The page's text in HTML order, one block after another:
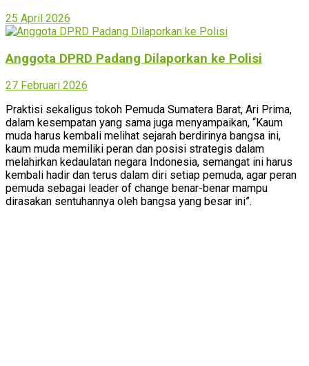
25 April 2026
Anggota DPRD Padang Dilaporkan ke Polisi
27 Februari 2026
Praktisi sekaligus tokoh Pemuda Sumatera Barat, Ari Prima,
dalam kesempatan yang sama juga menyampaikan, “Kaum
muda harus kembali melihat sejarah berdirinya bangsa ini,
kaum muda memiliki peran dan posisi strategis dalam
melahirkan kedaulatan negara Indonesia, semangat ini harus
kembali hadir dan terus dalam diri setiap pemuda, agar peran
pemuda sebagai leader of change benar-benar mampu
dirasakan sentuhannya oleh bangsa yang besar ini”.